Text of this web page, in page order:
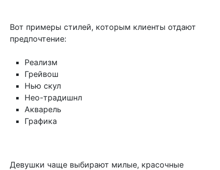
Вот примеры стилей, которым клиенты отдают
предпочтение:
Реализм
Грейвош
Нью скул
Нео-традишнл
Акварель
Графика
Девушки чаще выбирают милые, красочные